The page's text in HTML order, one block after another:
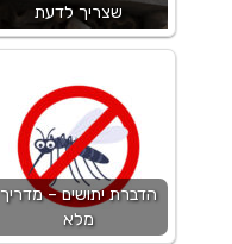
שצריך לדעת
הדברת יתושים – מדריך
מלא